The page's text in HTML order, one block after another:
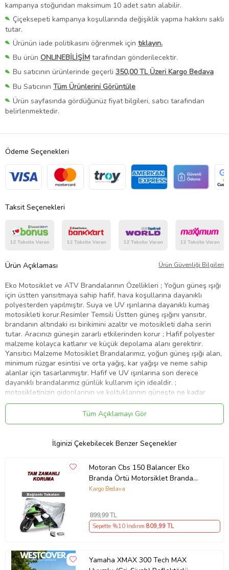
kampanya stoğundan maksimum 10 adet satın alabilir.
Çiçeksepeti kampanya koşullarında değişiklik yapma hakkını saklı
tutar.
Ürünün iade politikasını öğrenmek için tıklayın.
Bu ürün ONLINEBİLİŞİM tarafından gönderilecektir.
Bu satıcının ürünlerinde geçerli 350,00 TL Üzeri Kargo Bedava
Bu Satıcının Tüm Ürünlerini Görüntüle
Ürün sayfasında gördüğünüz fiyat bilgileri, satıcı tarafından
belirlenmektedir.
Ödeme Seçenekleri
Taksit Seçenekleri
Ürün Açıklaması Ürün Güvenliği Bilgileri
Eko Motosiklet ve ATV Brandalarının Özellikleri ; Yoğun güneş ışığı
için üstten yansıtmaya sahip hafif, hava koşullarına dayanıklı
polyesterden yapılmıştır. Suya ve UV ışınlarına dayanıklı kumaş
motosikleti korur.Resimler Temsili Üstten güneş ışığını yansıtır,
brandanın altındaki ısı birikimini azaltır ve motosikleti daha serin
tutar. Aracınızı güneşin zararlı etkilerinden korur ; Hafif polyester
malzeme kolayca katlanır ve küçük depolama alanı gerektirir.
Yansıtıcı Malzeme Motosiklet Brandalarımız, yoğun güneş ışığı alan,
minimum rüzgar esintisi ve orta yağış, kar yağışı ve neme sahip
alanlar için tasarlanmıştır. Hafif ve UV ışınlarına son derece
dayanıklı brandalarımız günlük kullanım için idealdir. ;
motosikletinizin gidonlarının ve koltuklarının güneşte ne kadar
çabuk solduğunu bilirsiniz. ; Ancak motosikletinizi her gün
kullanıyorsanız, hacimli bir örtü her gün takıp çıkarmak zahmetli
olabilir. Brandalarımız, tüm bu sorunları çözmek için tasarlanmıştır.
Motosiklet Brandalarımız hafiftir ve çok az depolama alanı
gerektirir, bu da onları kullanmayı ve saklamayı kolaylaştırır. ;
motosiklet kılıflarımız, sıcak yazları biraz daha katlanılabilir hale
getirecek. ; Önemli Detaylar Motosiklet Brandalarımız, güneşin
ultraviyole ışınlarına karşı savaşmak için yansıtıcı gümüş bir üst
kaplamaya sahip hafif dokuma bir polyestere sahiptir. ; Bu sadece
motosikletinizin boyasını ve lastiklerini koruyup ömrünü uzatmakla
kalmaz, aynı zamanda koltuklarınızı solma ve çatlamalardan korur. ;
Bu kılıf, üst üste binen çift dikişli dikişlere ve brandanın alt kısmında
elastik bir kenarlığa sahiptir. Brandaları, iç ve dış mekan kullanımı
çözüm olması amaçlanmamıştır.
Tüm Açıklamayı Gör
İlginizi Çekebilecek Benzer Seçenekler
Motoran Cbs 150 Balancer Eko
Branda Örtü Motorsiklet Branda
Koruma Gri
Kargo Bedava
899,99 TL
Sepette %10 İndirim 809,99 TL
Yamaha XMAX 300 Tech MAX